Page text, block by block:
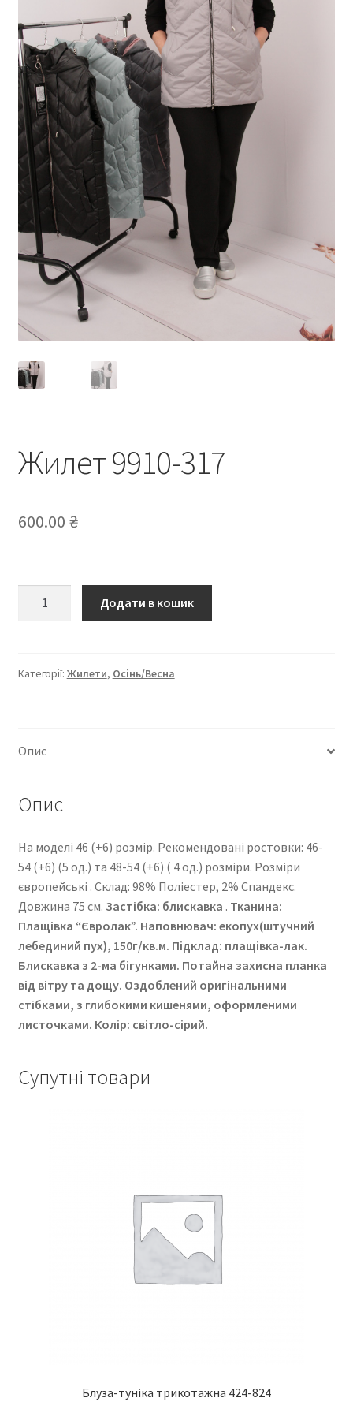
Жилет 9910-317
600.00 ₴
Додати в кошик
Категорії: Жилети, Осінь/Весна
Опис
Опис
На моделі 46 (+6) розмір. Рекомендовані ростовки: 46-
54 (+6) (5 од.) та 48-54 (+6) ( 4 од.) розміри. Розміри
європейські . Cклад: 98% Поліестер, 2% Спандекс.
Довжина 75 см. Застібка: блискавка . Тканина:
Плащівка “Євролак”. Наповнювач: екопух(штучний
лебединий пух), 150г/кв.м. Підклад: плащівка-лак.
Блискавка з 2-ма бігунками. Потайна захисна планка
від вітру та дощу. Оздоблений оригінальними
стібками, з глибокими кишенями, оформленими
листочками. Колір: світло-сірий.
Супутні товари
Блуза-туніка трикотажна 424-824